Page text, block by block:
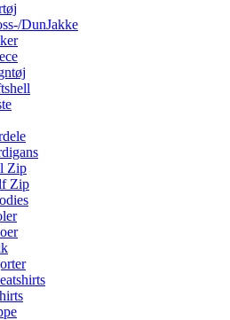
DunJakke
Zip
Zip